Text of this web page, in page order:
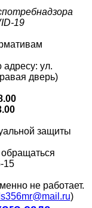
19
адресу: ул.
дверь)
защиты
15
не работает.
)